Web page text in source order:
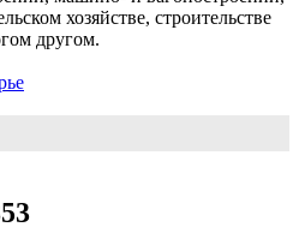
хозяйстве, строительстве
другом.